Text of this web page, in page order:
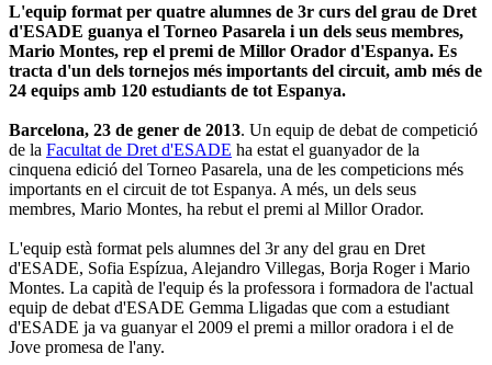
L'equip format per quatre alumnes de 3r curs del grau de Dret
d'ESADE guanya el Torneo Pasarela i un dels seus membres,
Mario Montes, rep el premi de Millor Orador d'Espanya. Es
tracta d'un dels tornejos més importants del circuit, amb més de
24 equips amb 120 estudiants de tot Espanya.
Barcelona, ​​23 de gener de 2013. Un equip de debat de competició
de la Facultat de Dret d'ESADE ha estat el guanyador de la
cinquena edició del Torneo Pasarela, una de les competicions més
importants en el circuit de tot Espanya. A més, un dels seus
membres, Mario Montes, ha rebut el premi al Millor Orador.
L'equip està format pels alumnes del 3r any del grau en Dret
d'ESADE, Sofia Espízua, Alejandro Villegas, Borja Roger i Mario
Montes. La capità de l'equip és la professora i formadora de l'actual
equip de debat d'ESADE Gemma Lligadas que com a estudiant
d'ESADE ja va guanyar el 2009 el premi a millor oradora i el de
Jove promesa de l'any.